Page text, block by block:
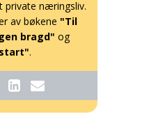
private næringsliv.
av bøkene "Til
bragd" og
.